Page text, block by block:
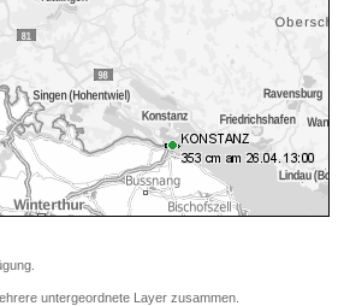
untergeordnete Layer zusammen.